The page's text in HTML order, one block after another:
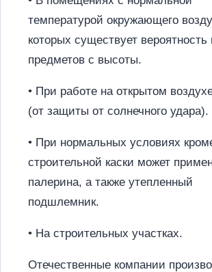
температурой окружающего
которых существует вероятность
предметов с высоты.
• При работе на открытом
(от защиты от солнечного удара).
• При нормальных условиях
строительной каски может
палерина, а также утепленный
подшлемник.
• На строительных участках.
Отечественные компании